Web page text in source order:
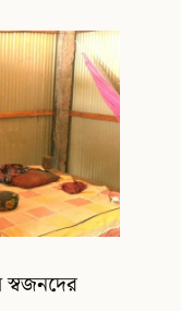
স্বজনদের